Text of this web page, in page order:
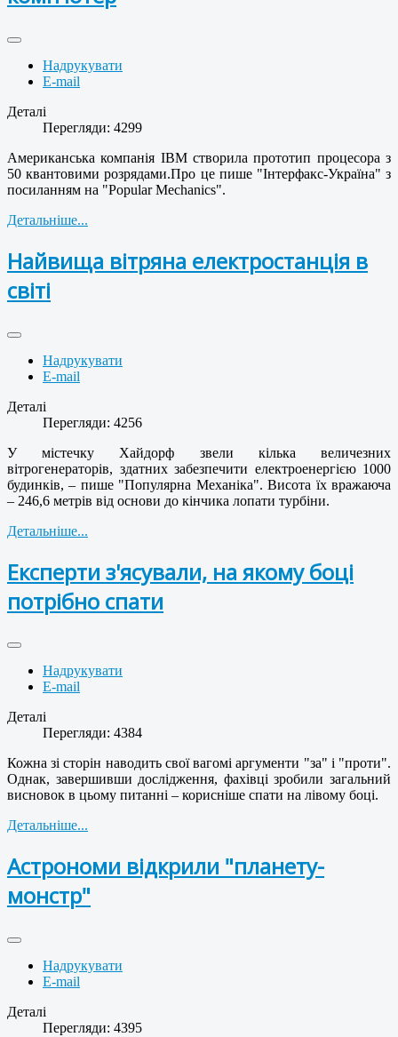
Надрукувати
E-mail
Деталі
Перегляди: 4299
Американська компанія IBM створила прототип процесора з
50 квантовими розрядами.Про це пише "Інтерфакс-Україна" з
посиланням на "Popular Mechanics".
Детальніше...
Найвища вітряна електростанція в
світі
Надрукувати
E-mail
Деталі
Перегляди: 4256
У містечку Хайдорф звели кілька величезних
вітрогенераторів, здатних забезпечити електроенергією 1000
будинків, – пише "Популярна Механіка". Висота їх вражаюча
– 246,6 метрів від основи до кінчика лопати турбіни.
Детальніше...
Експерти з'ясували, на якому боці
потрібно спати
Надрукувати
E-mail
Деталі
Перегляди: 4384
Кожна зі сторін наводить свої вагомі аргументи "за" і "проти".
Однак, завершивши дослідження, фахівці зробили загальний
висновок в цьому питанні – корисніше спати на лівому боці.
Детальніше...
Астрономи відкрили "планету-
монстр"
Надрукувати
E-mail
Деталі
Перегляди: 4395